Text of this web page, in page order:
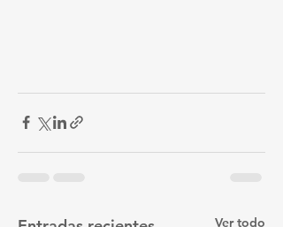
Ver todo